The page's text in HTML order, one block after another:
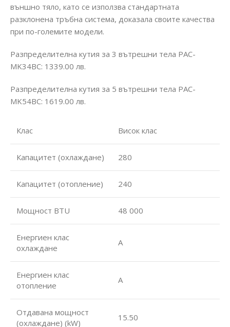
външно тяло, като се използва стандартната
разклонена тръбна система, доказала своите качества
при по-големите модели.
Разпределителна кутия за 3 вътрешни тела PAC-
MK34BC: 1339.00 лв.
Разпределителна кутия за 5 вътрешни тела PAC-
MK54BC: 1619.00 лв.
Клас Висок клас
Капацитет (охлаждане) 280
Капацитет (отопление) 240
Мощност BTU 48 000
Енергиен клас
охлаждане
А
Енергиен клас
отопление
А
Отдавана мощност
(охлаждане) (kW)
15.50